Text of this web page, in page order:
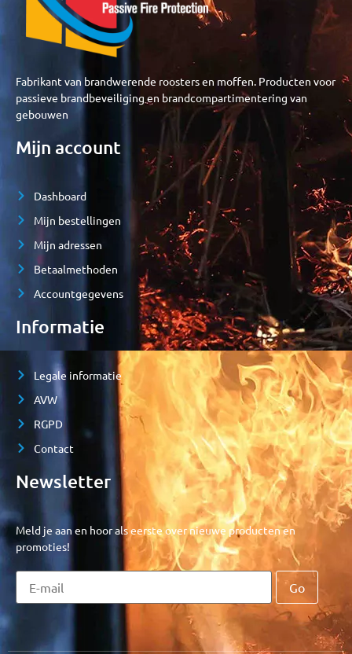
Fabrikant van brandwerende roosters en moffen. Producten voor
passieve brandbeveiliging en brandcompartimentering van
gebouwen
Mijn account
Dashboard
Mijn bestellingen
Mijn adressen
Betaalmethoden
Accountgegevens
Informatie
Legale informatie
AVW
RGPD
Contact
Newsletter
Meld je aan en hoor als eerste over nieuwe producten en
promoties!